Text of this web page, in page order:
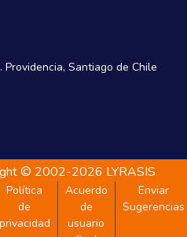
Santiago de Chile
© 2002-2026 LYRASIS
Política
de
privacidad
Acuerdo
de
usuario
Enviar
Sugerencias